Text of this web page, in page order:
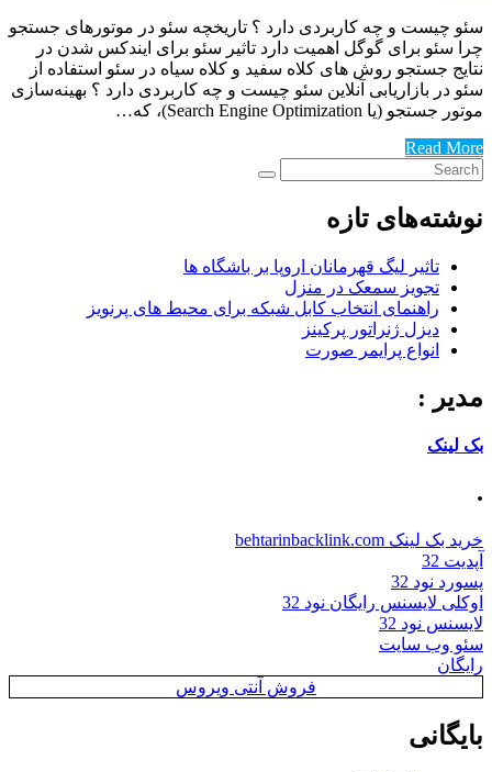
سئو چیست و چه کاربردی دارد ؟ تاریخچه سئو در موتورهای جستجو
چرا سئو برای گوگل اهمیت دارد تاثیر سئو برای ایندکس شدن در
نتایج جستجو روش های کلاه سفید و کلاه سیاه در سئو استفاده از
سئو در بازاریابی آنلاین سئو چیست و چه کاربردی دارد ؟ بهینه‌سازی
موتور جستجو (یا Search Engine Optimization)، که…
Read More
نوشته‌های تازه
تاثیر لیگ قهرمانان اروپا بر باشگاه ها
تجویز سمعک در منزل
راهنمای انتخاب کابل شبکه برای محیط های پرنویز
دیزل ژنراتور پرکینز
انواع پرایمر صورت
مدیر :
بک لینک
.
خرید بک لینک behtarinbacklink.com
آپدیت 32
پسورد نود 32
اوکلی لایسنس رایگان نود 32
لایسنس نود 32
سئو وب سایت
رایگان
فروش آنتی ویروس
بایگانی